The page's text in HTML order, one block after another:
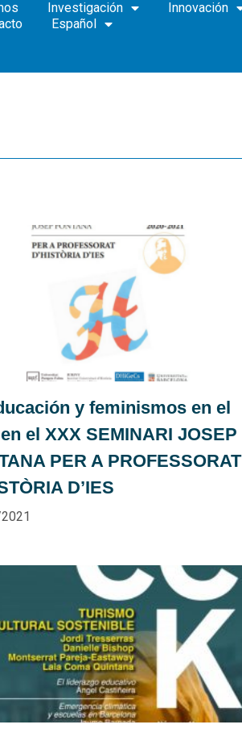
Investigación Innovación
Español
y feminismos en el
el XXX SEMINARI JOSEP
PER A PROFESSORAT
D’IES